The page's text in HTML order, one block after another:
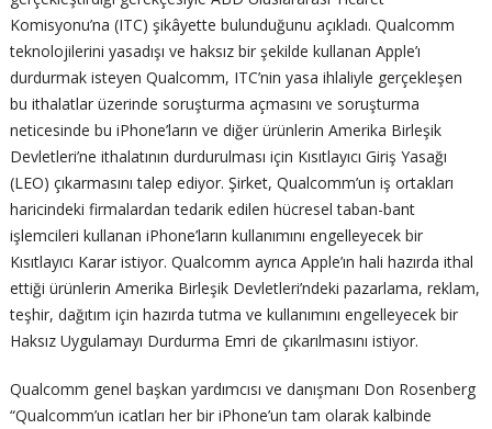
Komisyonu’na (ITC) şikâyette bulunduğunu açıkladı. Qualcomm
teknolojilerini yasadışı ve haksız bir şekilde kullanan Apple’ı
durdurmak isteyen Qualcomm, ITC’nin yasa ihlaliyle gerçekleşen
bu ithalatlar üzerinde soruşturma açmasını ve soruşturma
neticesinde bu iPhone’ların ve diğer ürünlerin Amerika Birleşik
Devletleri’ne ithalatının durdurulması için Kısıtlayıcı Giriş Yasağı
(LEO) çıkarmasını talep ediyor. Şirket, Qualcomm’un iş ortakları
haricindeki firmalardan tedarik edilen hücresel taban-bant
işlemcileri kullanan iPhone’ların kullanımını engelleyecek bir
Kısıtlayıcı Karar istiyor. Qualcomm ayrıca Apple’ın hali hazırda ithal
ettiği ürünlerin Amerika Birleşik Devletleri’ndeki pazarlama, reklam,
teşhir, dağıtım için hazırda tutma ve kullanımını engelleyecek bir
Haksız Uygulamayı Durdurma Emri de çıkarılmasını istiyor.
Qualcomm genel başkan yardımcısı ve danışmanı Don Rosenberg
“Qualcomm’un icatları her bir iPhone’un tam olarak kalbinde